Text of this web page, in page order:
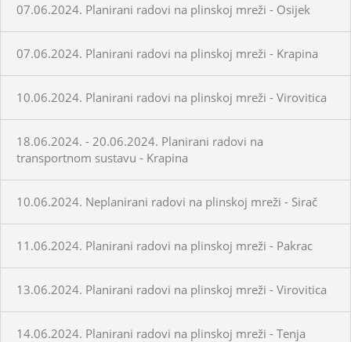
07.06.2024. Planirani radovi na plinskoj mreži - Osijek
07.06.2024. Planirani radovi na plinskoj mreži - Krapina
10.06.2024. Planirani radovi na plinskoj mreži - Virovitica
18.06.2024. - 20.06.2024. Planirani radovi na
transportnom sustavu - Krapina
10.06.2024. Neplanirani radovi na plinskoj mreži - Sirač
11.06.2024. Planirani radovi na plinskoj mreži - Pakrac
13.06.2024. Planirani radovi na plinskoj mreži - Virovitica
14.06.2024. Planirani radovi na plinskoj mreži - Tenja